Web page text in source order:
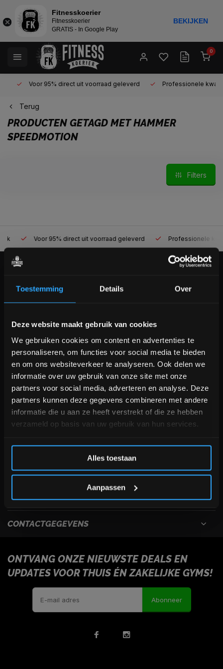
Toestemming Details Over
Deze website maakt gebruik van cookies
We gebruiken cookies om content en advertenties te
personaliseren, om functies voor social media te bieden
en om ons websiteverkeer te analyseren. Ook delen we
informatie over uw gebruik van onze site met onze
partners voor social media, adverteren en analyse. Deze
partners kunnen deze gegevens combineren met andere
informatie die u aan ze heeft verstrekt of die ze hebben
verzameld op basis van uw gebruik van hun services.
Alles toestaan
Aanpassen
0
Voor 95% direct uit voorraad geleverd Professionele kwaliteit
Terug
PRODUCTEN GETAGD MET HAMMER
SPEEDMOTION
Filters
Voor 95% direct uit voorraad geleverd Professionele
Veelgestelde vragen
+31 (0)24 645 1309
USEFULL LINKS
INFORMATIE
CONTACTGEGEVENS
ONTVANG ONZE NIEUWSTE DEALS EN
UPDATES VOOR THUIS ÉN ZAKELIJKE GYMS!
Abonneer
Bam! 5% korting op je volgende
Schrijf je in voor onze nieuwsbrief om op de hoogte te
blijven over onze nieuwe producten, deals en meer
interessante info. Ontvang 5% korting op je eerstvolgende
aankoop! 😀
Inschrijven
*Verzendkosten vallen buiten de korting
Fitnesskoerier
Fitnesskoerier
GRATIS - In Google Play
BEKIJKEN